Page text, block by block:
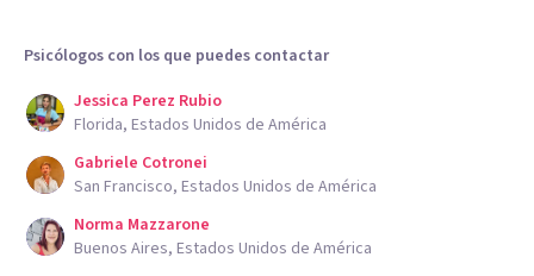
Psicólogos con los que puedes contactar
Jessica Perez Rubio
Florida, Estados Unidos de América
Gabriele Cotronei
San Francisco, Estados Unidos de América
Norma Mazzarone
Buenos Aires, Estados Unidos de América